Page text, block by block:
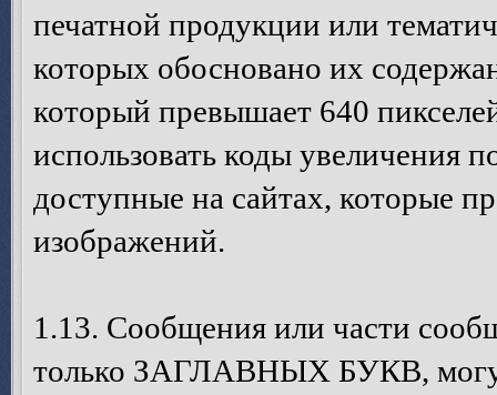
печатной продукции или
которых обосновано их
который превышает 640
использовать коды увеличения
доступные на сайтах, которые
изображений.
1.13. Сообщения или части
только ЗАГЛАВНЫХ БУКВ,